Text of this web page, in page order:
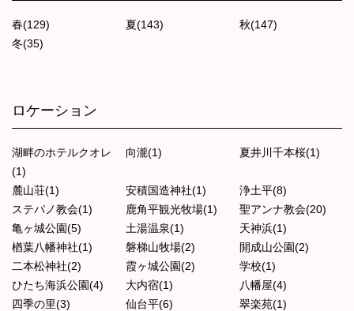
春(129) 夏(143)
秋(147)
冬(35)
ロケーション
湖畔のホテルクオレ
(1)
向瀧(1) 夏井川千本桜(1)
麓山荘(1) 安積国造神社(1)
浄土平(8)
ステパノ教会(1)
鹿角平観光牧場(1)
聖アンナ教会(20)
亀ヶ城公園(5)
土湯温泉(1)
天神浜(1)
楢葉八幡神社(1)
磐梯山牧場(2)
開成山公園(2)
二本松神社(2)
霞ヶ城公園(2)
学校(1)
ひたち海浜公園(4)
大内宿(1)
八幡屋(4)
四季の里(3)
仙台平(6)
翠楽苑(1)